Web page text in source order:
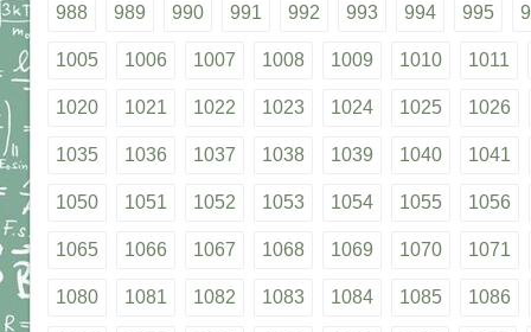
988 989 990 991 992 993 994 995
1005 1006 1007 1008 1009 1010 1011
1020 1021 1022 1023 1024 1025 1026
1035 1036 1037 1038 1039 1040 1041
1050 1051 1052 1053 1054 1055 1056
1065 1066 1067 1068 1069 1070 1071
1080 1081 1082 1083 1084 1085 1086